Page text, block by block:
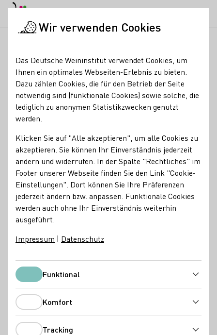
"Der Weinigel"
Johannes Karkosch
plädiert für
18.01.23
Das Deutsche Weininstitut (DWI) interviewt Journalisten,
Blogger, Sommeliers und Influencer zum Thema "Weinland
Deutschland". Johannes Karkosch ist nicht nur "der
Weinigel", sondern auch Sommelier und Webshop-
Betreiber. Wer schuf den sympathischen "Weinigel"?
Welche Weine faszinieren ihn zurzeit? Hier verrät er es:
DWI Aktuell
Wir verwenden Cookies
Das Deutsche Weininstitut verwendet Cookies, um
Ihnen ein optimales Webseiten-Erlebnis zu bieten.
Dazu zählen Cookies, die für den Betrieb der Seite
notwendig sind (funktionale Cookies) sowie solche, die
lediglich zu anonymen Statistikzwecken genutzt
werden.
Klicken Sie auf "Alle akzeptieren", um alle Cookies zu
akzeptieren. Sie können Ihr Einverständnis jederzeit
ändern und widerrufen. In der Spalte "Rechtliches" im
Footer unserer Webseite finden Sie den Link "Cookie-
Einstellungen". Dort können Sie Ihre Präferenzen
jederzeit ändern bzw. anpassen. Funktionale Cookies
werden auch ohne Ihr Einverständnis weiterhin
ausgeführt.
Impressum | Datenschutz
FunktionalFunktional
Komfort
Tracking